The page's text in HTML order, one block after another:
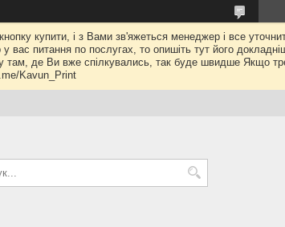
купити, і з Вами зв'яжеться менеджер і все
питання по послугах, то опишіть тут його
де Ви вже спілкувались, так буде швидше Якщо
Kavun_Print